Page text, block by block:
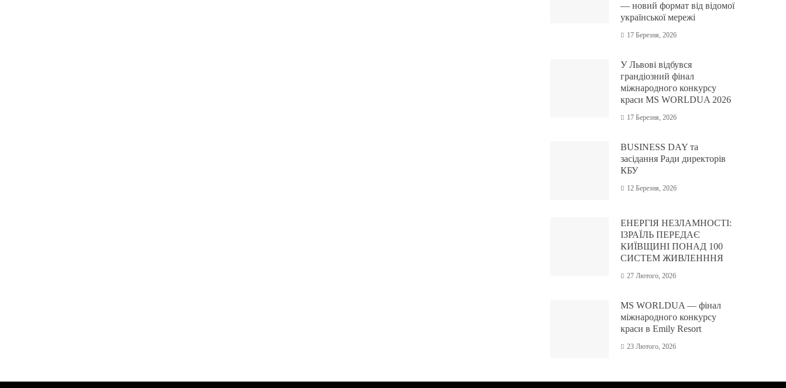
— новий формат від відомої
української мережі
17 Березня, 2026
У Львові відбувся
грандіозний фінал
міжнародного конкурсу
краси MS WORLDUA 2026
17 Березня, 2026
BUSINESS DAY та
засідання Ради директорів
КБУ
12 Березня, 2026
ЕНЕРГІЯ НЕЗЛАМНОСТІ:
ІЗРАЇЛЬ ПЕРЕДАЄ
КИЇВЩИНІ ПОНАД 100
СИСТЕМ ЖИВЛЕНННЯ
27 Лютого, 2026
MS WORLDUA — фінал
міжнародного конкурсу
краси в Emily Resort
23 Лютого, 2026